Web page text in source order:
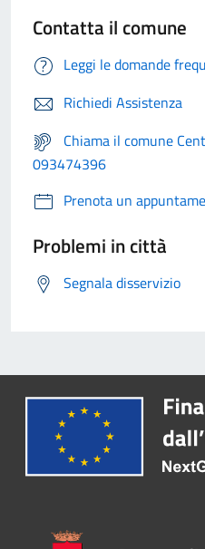
Contatta il comune
Leggi le domande
Richiedi Assistenza
Chiama il comune
093474396
Prenota un
Problemi in città
Segnala disservizio